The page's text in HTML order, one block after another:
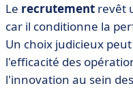
Le recrutement revêt
car il conditionne la
Un choix judicieux
l'efficacité des
l'innovation au sein